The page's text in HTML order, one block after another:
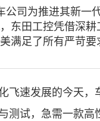
公司为推进其新一
东田工控凭借深
满足了所有严苛要
速发展的今天，
测试，急需一款